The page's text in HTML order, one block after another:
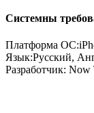
Системны
Платформа ОС:
Язык:Русский,
Разработчик: Now